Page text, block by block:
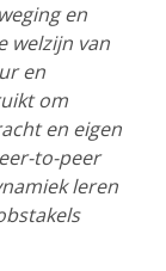
en
welzijn van
en
om
en eigen
to-peer
leren